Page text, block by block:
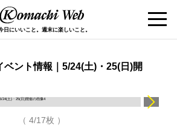
日にいいこと。週末に楽しいこと。
ベント情報｜5/24(土)・25(日)開
（ 4/17枚 ）